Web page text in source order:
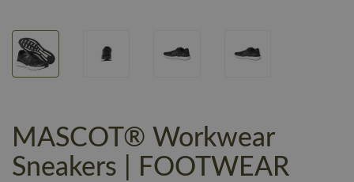
MASCOT® Workwear
Sneakers | FOOTWEAR